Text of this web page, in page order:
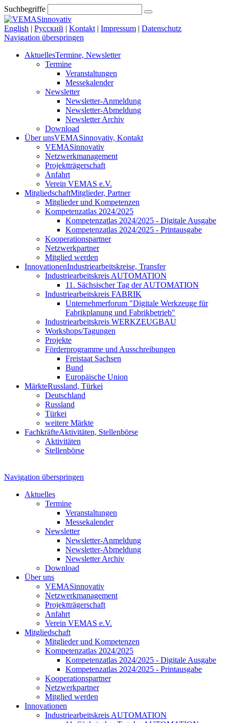
Suchbegriffe
English | Русский | Kontakt | Impressum | Datenschutz
Navigation überspringen
AktuellesTermine, Newsletter
Termine
Veranstaltungen
Messekalender
Newsletter
Newsletter-Anmeldung
Newsletter-Abmeldung
Newsletter Archiv
Download
Über unsVEMASinnovativ, Kontakt
VEMASinnovativ
Netzwerkmanagement
Projektträgerschaft
Anfahrt
Verein VEMAS e.V.
MitgliedschaftMitglieder, Partner
Mitglieder und Kompetenzen
Kompetenzatlas 2024/2025
Kompetenzatlas 2024/2025 - Digitale Ausgabe
Kompetenzatlas 2024/2025 - Printausgabe
Kooperationspartner
Netzwerkpartner
Mitglied werden
InnovationenIndustriearbeitskreise, Transfer
Industriearbeitskreis AUTOMATION
11. Sächsischer Tag der AUTOMATION
Industriearbeitskreis FABRIK
Unternehmerforum "Digitale Werkzeuge für
Fabrikplanung und Fabrikbetrieb"
Industriearbeitskreis WERKZEUGBAU
Workshops/Tagungen
Projekte
Förderprogramme und Ausschreibungen
Freistaat Sachsen
Bund
Europäische Union
MärkteRussland, Türkei
Deutschland
Russland
Türkei
weitere Märkte
FachkräfteAktivitäten, Stellenbörse
Aktivitäten
Stellenbörse
Navigation überspringen
Aktuelles
Termine
Veranstaltungen
Messekalender
Newsletter
Newsletter-Anmeldung
Newsletter-Abmeldung
Newsletter Archiv
Download
Über uns
VEMASinnovativ
Netzwerkmanagement
Projektträgerschaft
Anfahrt
Verein VEMAS e.V.
Mitgliedschaft
Mitglieder und Kompetenzen
Kompetenzatlas 2024/2025
Kompetenzatlas 2024/2025 - Digitale Ausgabe
Kompetenzatlas 2024/2025 - Printausgabe
Kooperationspartner
Netzwerkpartner
Mitglied werden
Innovationen
Industriearbeitskreis AUTOMATION